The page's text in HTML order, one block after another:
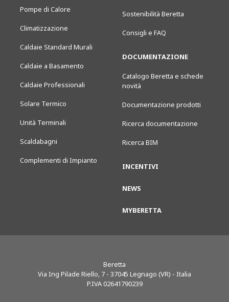
Pompe di Calore
Climatizzazione
Caldaie Standard Murali
Caldaie a Basamento
Caldaie Professionali
Solare Termico
Unità Terminali
Scaldabagni
Complementi di Impianto
Sostenibilità Beretta
Consigli e FAQ
DOCUMENTAZIONE
Catalogo Beretta e schede
novità
Documentazione prodotti
Ricerca documentazione
Ricerca BIM
INCENTIVI
NEWS
MYBERETTA
Beretta
Via Ing Pilade Riello, 7 - 37045 Legnago (VR) - Italia
P.IVA 02641790239